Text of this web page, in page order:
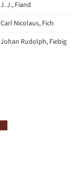
J. J., Fiand
Carl Nicolaus, Fich
Johan Rudolph, Fiebig